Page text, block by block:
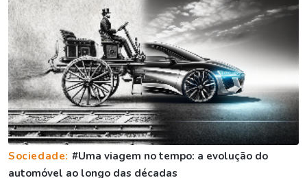
Sociedade: #Uma viagem no tempo: a evolução do
automóvel ao longo das décadas